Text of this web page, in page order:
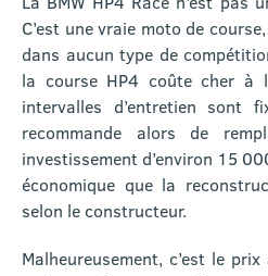
C’est une vraie moto de
dans aucun type de
la course HP4 coûte cher à
intervalles d’entretien sont
recommande alors de
investissement d’environ 15
économique que la
selon le constructeur.
Malheureusement, c’est le